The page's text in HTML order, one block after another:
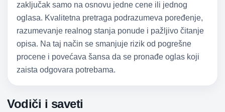
zaključak samo na osnovu jedne cene ili jednog
oglasa. Kvalitetna pretraga podrazumeva poređenje,
razumevanje realnog stanja ponude i pažljivo čitanje
opisa. Na taj način se smanjuje rizik od pogrešne
procene i povećava šansa da se pronađe oglas koji
zaista odgovara potrebama.
Vodiči i saveti